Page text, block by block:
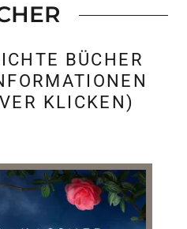
BÜCHER
KLICKEN)